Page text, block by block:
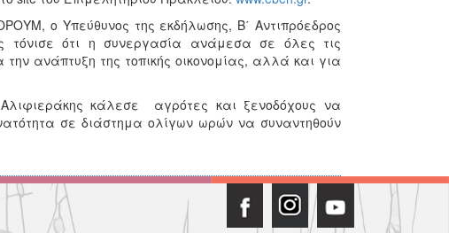
ο Υπεύθυνος της εκδήλωσης, Β΄ Αντιπρόεδρος
τόνισε ότι η συνεργασία ανάμεσα σε όλες τις
ανάπτυξη της τοπικής οικονομίας, αλλά και για
κάλεσε αγρότες και ξενοδόχους να
σε διάστημα ολίγων ωρών να συναντηθούν